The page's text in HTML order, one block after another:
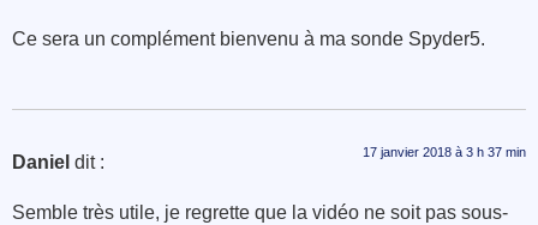
Ce sera un complément bienvenu à ma sonde Spyder5.
Daniel dit : 17 janvier 2018 à 3 h 37 min
Semble très utile, je regrette que la vidéo ne soit pas sous-